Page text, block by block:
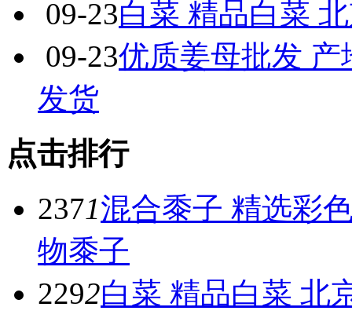
09-23白菜 精品白菜
09-23优质姜母批发
发货
点击排行
2371混合黍子 精选彩
物黍子
2292白菜 精品白菜 北